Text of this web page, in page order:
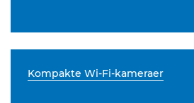
Kompakte Wi-Fi-kameraer